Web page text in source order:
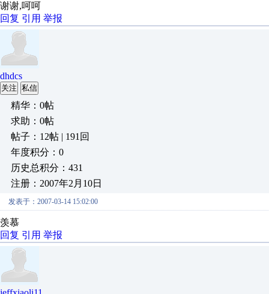
谢谢,呵呵
回复 引用 举报
dhdcs
关注 私信
精华：0帖
求助：0帖
帖子：12帖 | 191回
年度积分：0
历史总积分：431
注册：2007年2月10日
发表于：2007-03-14 15:02:00
羡慕
回复 引用 举报